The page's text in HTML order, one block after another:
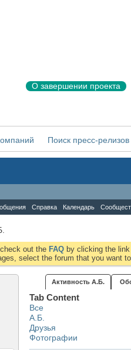
О завершении проекта
Поиск пресс-релизов
Справка Календарь
out the FAQ by clicking the
select the forum that you want
Активность А.Б.
Tab Content
Все
А.Б.
Друзья
Фотографии